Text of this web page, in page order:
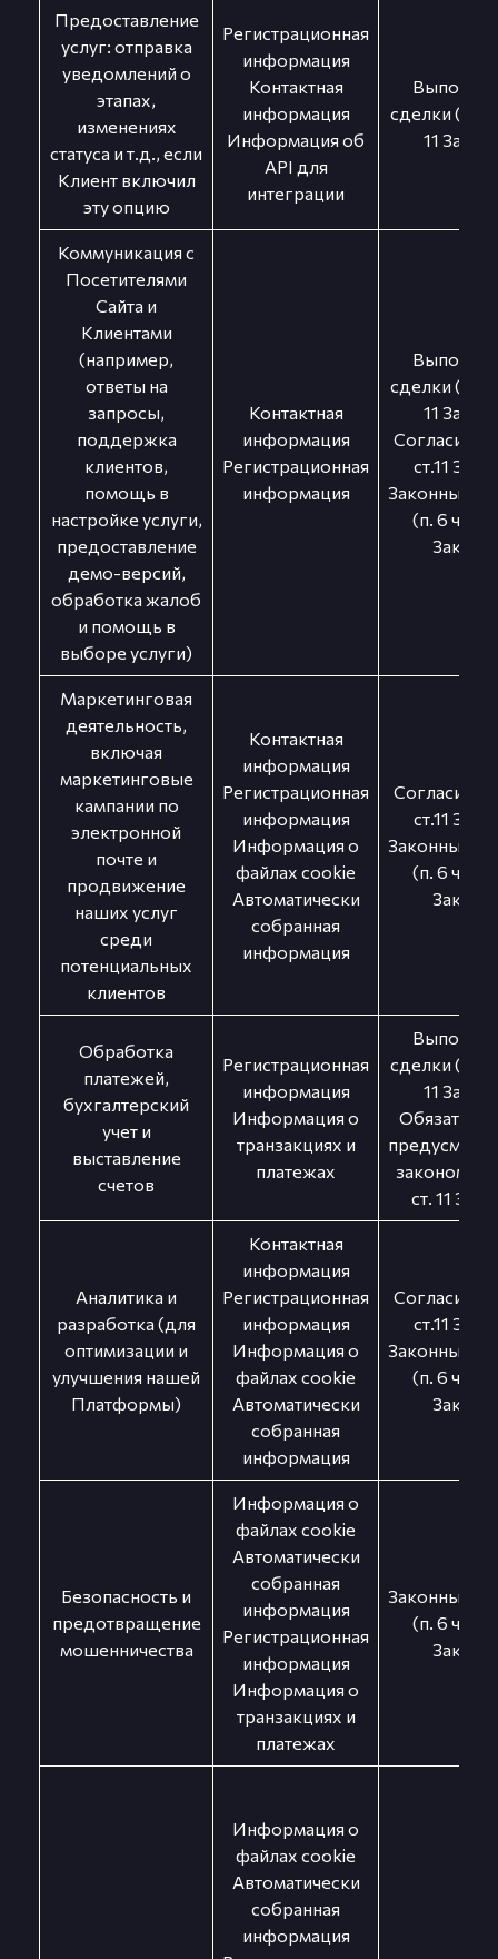
Предоставление
услуг: отправка
уведомлений о
этапах,
изменениях
статуса и т.д., если
Клиент включил
эту опцию
Регистрационная
информация
Контактная
информация
Информация об
API для
интеграции
сделки (п. 3
11
Коммуникация с
Посетителями
Сайта и
Клиентами
(например,
ответы на
запросы,
поддержка
клиентов,
помощь в
настройке услуги,
предоставление
демо-версий,
обработка жалоб
и помощь в
выборе услуги)
Контактная
информация
Регистрационная
информация
сделки (п. 3
11
Согласие (п.
ст.11
Законный
(п. 6 ч. 1
Закона)
Маркетинговая
деятельность,
включая
маркетинговые
кампании по
электронной
почте и
продвижение
наших услуг
среди
потенциальных
клиентов
Контактная
информация
Регистрационная
информация
Информация о
файлах cookie
Автоматически
собранная
информация
Согласие (п.
ст.11
Законный
(п. 6 ч. 1
Закона)
Обработка
платежей,
бухгалтерский
учет и
выставление
счетов
Регистрационная
информация
Информация о
транзакциях и
платежах
сделки (п. 3
11
законом (п.
ст. 11
Аналитика и
разработка (для
оптимизации и
улучшения нашей
Платформы)
Контактная
информация
Регистрационная
информация
Информация о
файлах cookie
Автоматически
собранная
информация
Согласие (п.
ст.11
Законный
(п. 6 ч. 1
Закона)
Безопасность и
предотвращение
мошенничества
Информация о
файлах cookie
Автоматически
собранная
информация
Регистрационная
информация
Информация о
транзакциях и
платежах
Законный
(п. 6 ч. 1
Закона)
Информация о
файлах cookie
Автоматически
собранная
информация